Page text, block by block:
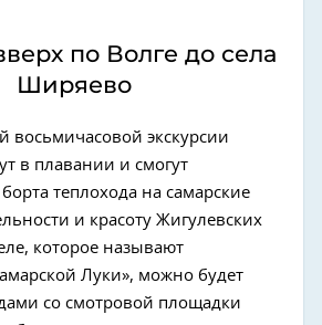
по Волге до села
Ширяево
восьмичасовой экскурсии
в плавании и смогут
теплохода на самарские
и красоту Жигулевских
которое называют
Луки», можно будет
со смотровой площадки